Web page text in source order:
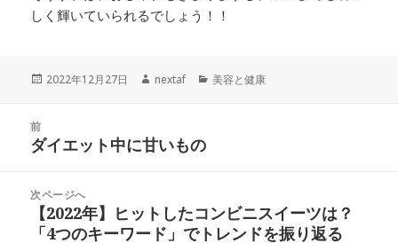
しく輝いていられるでしょう！！
投
2022年12月27日
作
nextaf
カ
美容と健康
前
前
投
稿:
ダイエット中に甘いもの
次ページへ
次
の
【2022年】ヒットしたコンビニスイーツは？
「4つのキーワード」でトレンドを振り返る